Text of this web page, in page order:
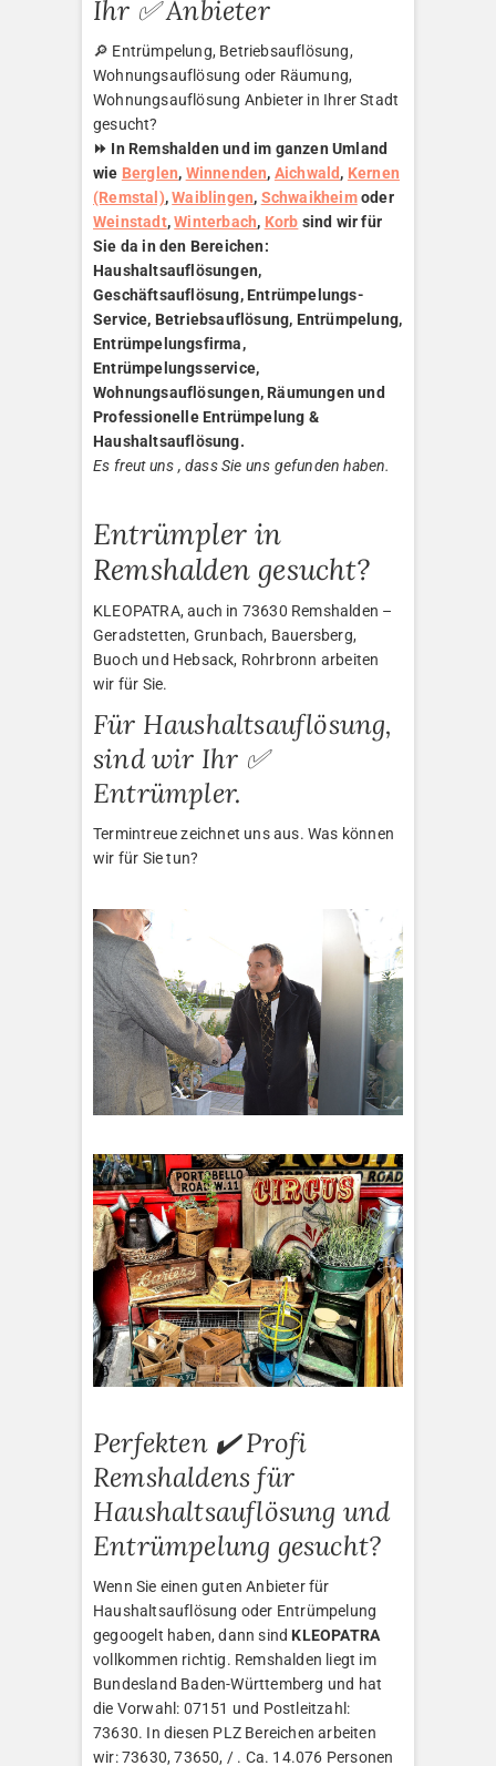
Ihr ✅ Anbieter
🔎 Entrümpelung, Betriebsauflösung,
Wohnungsauflösung oder Räumung,
Wohnungsauflösung Anbieter in Ihrer Stadt
gesucht?
⏩ In Remshalden und im ganzen Umland
wie Berglen, Winnenden, Aichwald , Kernen
(Remstal),Waiblingen, Schwaikheimoder
Weinstadt,Winterbach, Korb sind wir für
Sie da in den Bereichen:
Haushaltsauflösungen,
Geschäftsauflösung, Entrümpelungs-
Service, Betriebsauflösung, Entrümpelung,
Entrümpelungsfirma,
Entrümpelungsservice,
Wohnungsauflösungen, Räumungen und
Professionelle Entrümpelung &
Haushaltsauflösung.
Es freut uns , dass Sie uns gefunden haben.
Entrümpler in
Remshalden gesucht?
KLEOPATRA, auch in 73630 Remshalden –
Geradstetten, Grunbach, Bauersberg,
Buoch und Hebsack, Rohrbronn arbeiten
wir für Sie.
Für Haushaltsauflösung,
sind wir Ihr ✅
Entrümpler.
Termintreue zeichnet uns aus. Was können
wir für Sie tun?
Perfekten ✔️ Profi
Remshaldens für
Haushaltsauflösung und
Entrümpelung gesucht?
Wenn Sie einen guten Anbieter für
Haushaltsauflösung oder Entrümpelung
gegoogelt haben, dann sind KLEOPATRA
vollkommen richtig. Remshalden liegt im
Bundesland Baden-Württemberg und hat
die Vorwahl: 07151 und Postleitzahl:
73630. In diesen PLZ Bereichen arbeiten
wir: 73630, 73650, / . Ca. 14.076 Personen